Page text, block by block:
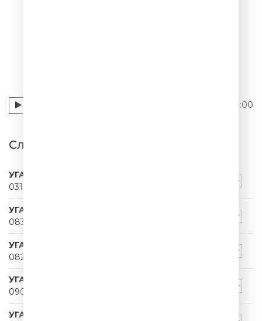
00:00
Слушать УГАРНЫЙ ПАПА - 006
УГАРНЫЙ ПАПА
031
УГАРНЫЙ ПАПА
083
УГАРНЫЙ ПАПА
082
УГАРНЫЙ ПАПА
090
УГАРНЫЙ ПАПА